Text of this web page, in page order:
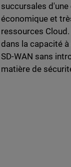
succursales
économique et
ressources
dans la capacité
SD-WAN sans
matière de